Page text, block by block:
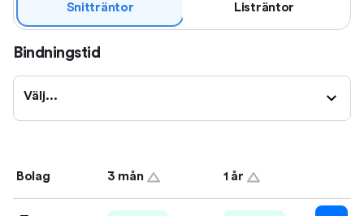
Snitträntor Listräntor
Bindningstid
Välj...
Bolag 3 mån 1 år